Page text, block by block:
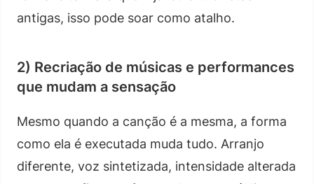
antigas, isso pode soar como atalho.
2) Recriação de músicas e performances
que mudam a sensação
Mesmo quando a canção é a mesma, a forma
como ela é executada muda tudo. Arranjo
diferente, voz sintetizada, intensidade alterada